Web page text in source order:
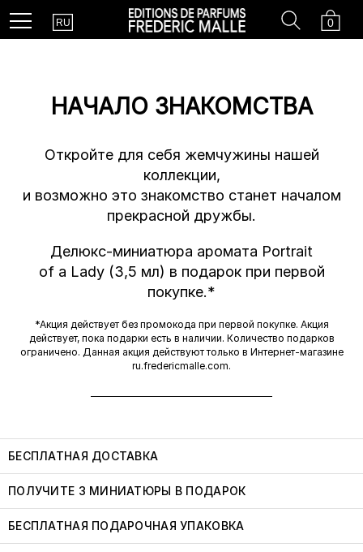
Menu Country
RU Cart
0
Search
НАЧАЛО ЗНАКОМСТВА
Откройте для себя жемчужины нашей
коллекции,
и возможно это знакомство станет началом
прекрасной дружбы.
Делюкс-миниатюра аромата Portrait
of a Lady (3,5 мл) в подарок при первой
покупке.*
*Акция действует без промокода при первой покупке. Акция
действует, пока подарки есть в наличии. Количество подарков
ограничено. Данная акция действуют только в Интернет-магазине
ru.fredericmalle.com.
БЕСПЛАТНАЯ ДОСТАВКА
ПОЛУЧИТЕ 3 МИНИАТЮРЫ В ПОДАРОК
БЕСПЛАТНАЯ ПОДАРОЧНАЯ УПАКОВКА